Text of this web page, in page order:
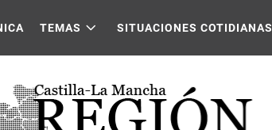
Mancha
TEMAS SITUACIONES COTIDIANAS